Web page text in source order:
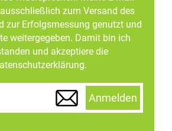
zum Versand des
zur Erfolgsmessung genutzt und
weitergegeben. Damit bin ich
und akzeptiere die
Anmelden